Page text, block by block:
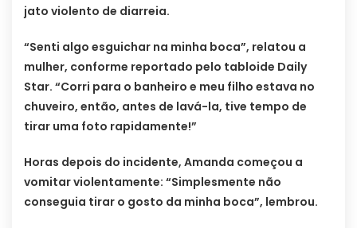
jato violento de diarreia.
“Senti algo esguichar na minha boca”, relatou a
mulher, conforme reportado pelo tabloide Daily
Star. “Corri para o banheiro e meu filho estava no
chuveiro, então, antes de lavá-la, tive tempo de
tirar uma foto rapidamente!”
Horas depois do incidente, Amanda começou a
vomitar violentamente: “Simplesmente não
conseguia tirar o gosto da minha boca”, lembrou.